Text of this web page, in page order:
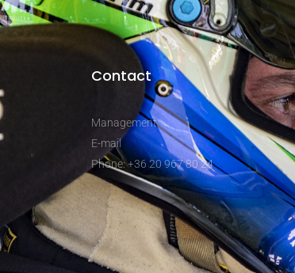
Contact
Management
E-mail
Phone: +36 20 967 80 24